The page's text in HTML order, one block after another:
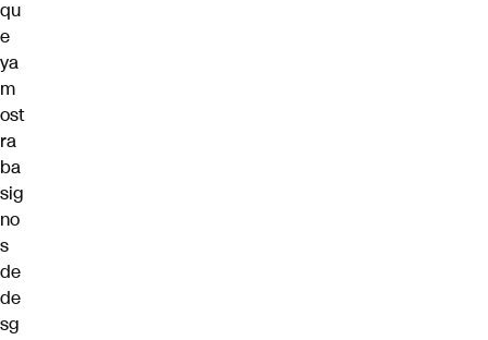
qu
e
ya
m
ost
ra
ba
sig
no
s
de
de
sg